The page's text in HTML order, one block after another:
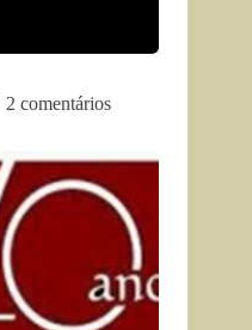
2 comentários